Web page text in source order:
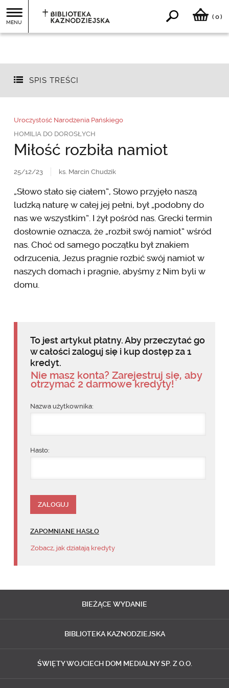
MENU
( 0)
SPIS TREŚCI
Uroczystość Narodzenia Pańskiego
HOMILIA DO DOROSŁYCH
Miłość rozbiła namiot
25/12/23 ks. Marcin Chudzik
„Słowo stało się ciałem”, Słowo przyjęło naszą
ludzką naturę w całej jej pełni, był „podobny do
nas we wszystkim”. I żył pośród nas. Grecki termin
dosłownie oznacza, że „rozbił swój namiot” wśród
nas. Choć od samego początku był znakiem
odrzucenia, Jezus pragnie rozbić swój namiot w
naszych domach i pragnie, abyśmy z Nim byli w
domu.
To jest artykuł płatny. Aby przeczytać go
w całości zaloguj się i kup dostęp za 1
kredyt.
Nie masz konta? Zarejestruj się, aby
otrzymać 2 darmowe kredyty!
Nazwa użytkownika:
Hasło:
ZAPOMNIANE HASŁO
Zobacz, jak działają kredyty
BIEŻĄCE WYDANIE
BIBLIOTEKA KAZNODZIEJSKA
ŚWIĘTY WOJCIECH DOM MEDIALNY SP. Z O.O.